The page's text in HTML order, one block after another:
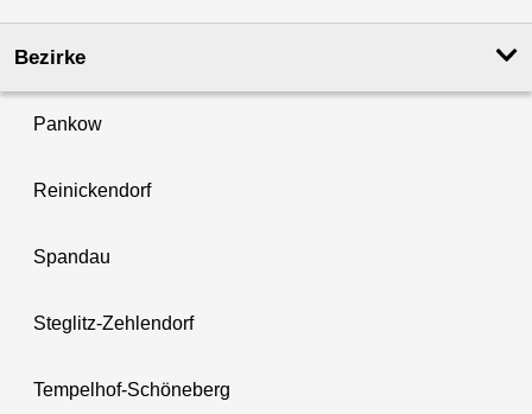
Bezirke
Pankow
Reinickendorf
Spandau
Steglitz-Zehlendorf
Tempelhof-Schöneberg